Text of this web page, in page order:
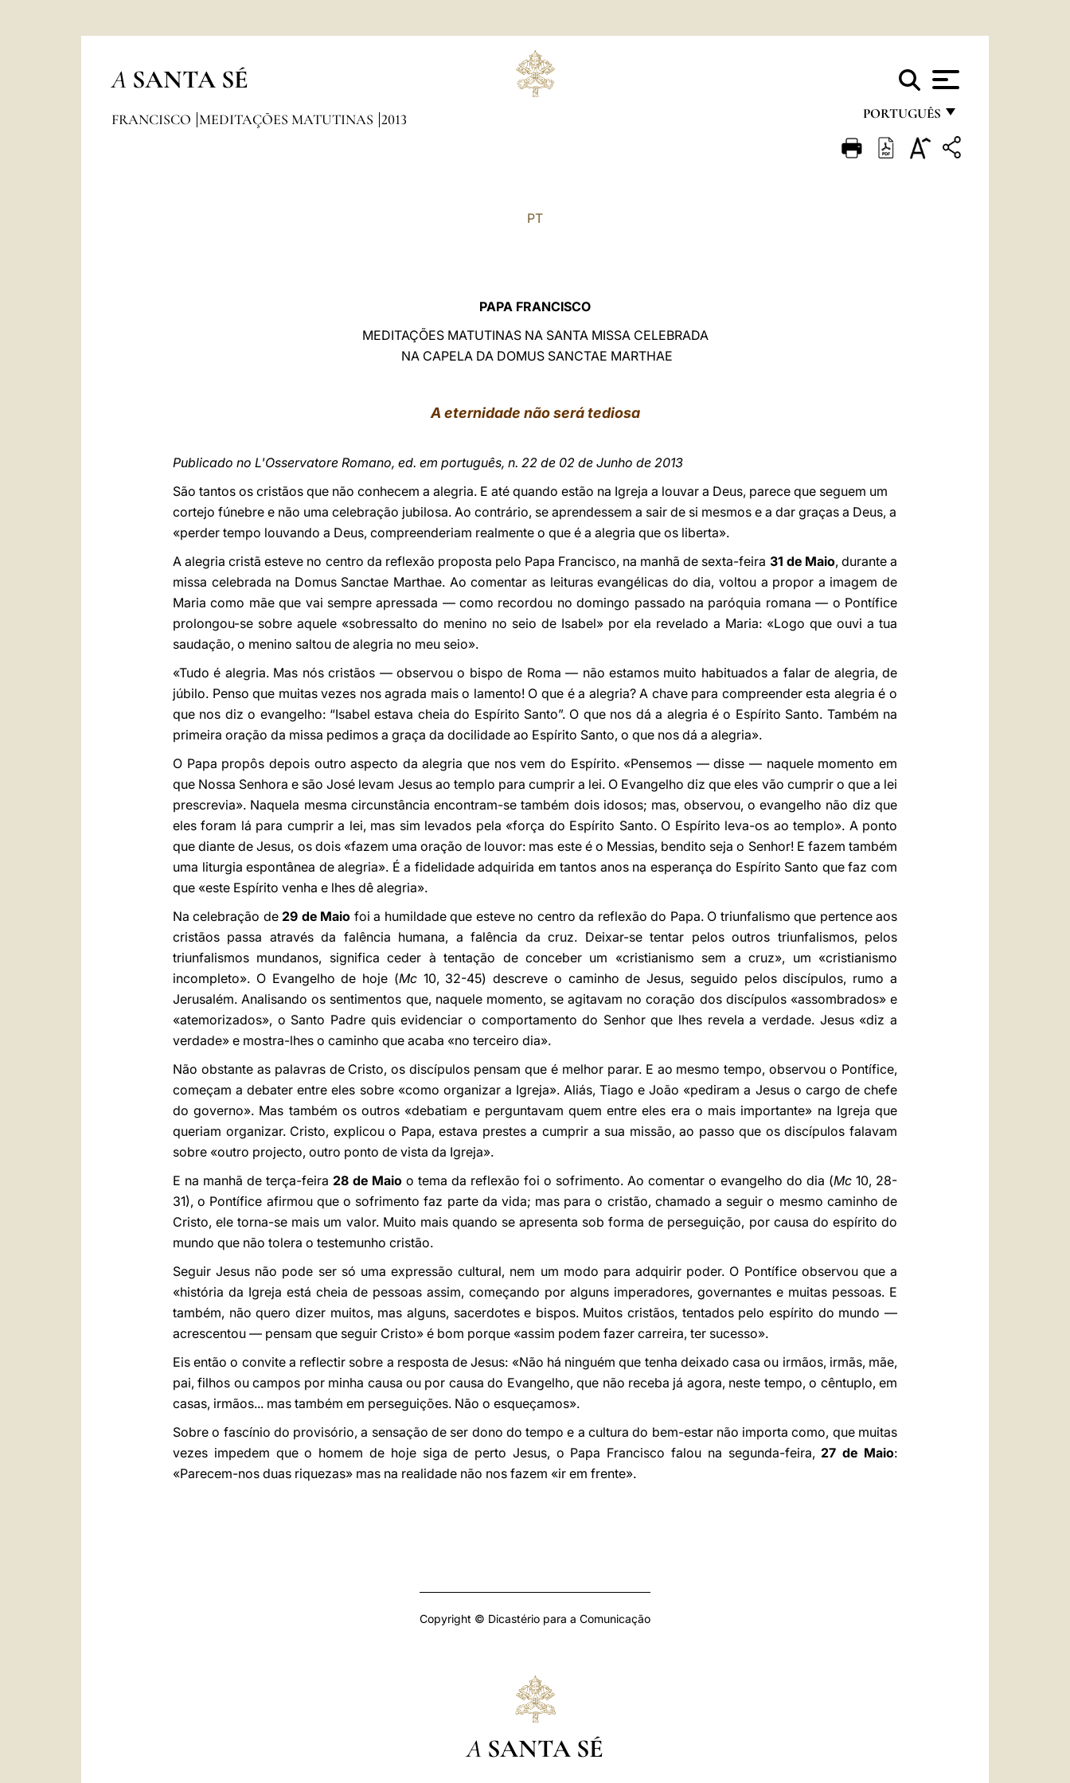
A SANTA SÉ
PORTUGUÊS
FRANÇAIS
FRANCISCO MEDITAÇÕES MATUTINAS 2013
PT
PAPA FRANCISCO
MEDITAÇÕES MATUTINAS NA SANTA MISSA CELEBRADA
NA CAPELA DA DOMUS SANCTAE MARTHAE
A eternidade não será tediosa
Publicado no L'Osservatore Romano, ed. em português, n. 22 de 02 de Junho de 2013
São tantos os cristãos que não conhecem a alegria. E até quando estão na Igreja a louvar a Deus, parece que seguem um
cortejo fúnebre e não uma celebração jubilosa. Ao contrário, se aprendessem a sair de si mesmos e a dar graças a Deus, a
«perder tempo louvando a Deus, compreenderiam realmente o que é a alegria que os liberta».
A alegria cristã esteve no centro da reflexão proposta pelo Papa Francisco, na manhã de sexta-feira 31 de Maio, durante a
missa celebrada na Domus Sanctae Marthae. Ao comentar as leituras evangélicas do dia, voltou a propor a imagem de
Maria como mãe que vai sempre apressada — como recordou no domingo passado na paróquia romana — o Pontífice
prolongou-se sobre aquele «sobressalto do menino no seio de Isabel» por ela revelado a Maria: «Logo que ouvi a tua
saudação, o menino saltou de alegria no meu seio».
«Tudo é alegria. Mas nós cristãos — observou o bispo de Roma — não estamos muito habituados a falar de alegria, de
júbilo. Penso que muitas vezes nos agrada mais o lamento! O que é a alegria? A chave para compreender esta alegria é o
que nos diz o evangelho: “Isabel estava cheia do Espírito Santo”. O que nos dá a alegria é o Espírito Santo. Também na
primeira oração da missa pedimos a graça da docilidade ao Espírito Santo, o que nos dá a alegria».
O Papa propôs depois outro aspecto da alegria que nos vem do Espírito. «Pensemos — disse — naquele momento em
que Nossa Senhora e são José levam Jesus ao templo para cumprir a lei. O Evangelho diz que eles vão cumprir o que a lei
prescrevia». Naquela mesma circunstância encontram-se também dois idosos; mas, observou, o evangelho não diz que
eles foram lá para cumprir a lei, mas sim levados pela «força do Espírito Santo. O Espírito leva-os ao templo». A ponto
que diante de Jesus, os dois «fazem uma oração de louvor: mas este é o Messias, bendito seja o Senhor! E fazem também
uma liturgia espontânea de alegria». É a fidelidade adquirida em tantos anos na esperança do Espírito Santo que faz com
que «este Espírito venha e lhes dê alegria».
Na celebração de29 de Maio foi a humildade que esteve no centro da reflexão do Papa. O triunfalismo que pertence aos
cristãos passa através da falência humana, a falência da cruz. Deixar-se tentar pelos outros triunfalismos, pelos
triunfalismos mundanos, significa ceder à tentação de conceber um «cristianismo sem a cruz», um «cristianismo
incompleto». O Evangelho de hoje (Mc10, 32-45) descreve o caminho de Jesus, seguido pelos discípulos, rumo a
Jerusalém. Analisando os sentimentos que, naquele momento, se agitavam no coração dos discípulos «assombrados» e
«atemorizados», o Santo Padre quis evidenciar o comportamento do Senhor que lhes revela a verdade. Jesus «diz a
verdade» e mostra-lhes o caminho que acaba «no terceiro dia».
Não obstante as palavras de Cristo, os discípulos pensam que é melhor parar. E ao mesmo tempo, observou o Pontífice,
começam a debater entre eles sobre «como organizar a Igreja». Aliás, Tiago e João «pediram a Jesus o cargo de chefe
do governo». Mas também os outros «debatiam e perguntavam quem entre eles era o mais importante» na Igreja que
queriam organizar. Cristo, explicou o Papa, estava prestes a cumprir a sua missão, ao passo que os discípulos falavam
sobre «outro projecto, outro ponto de vista da Igreja».
E na manhã de terça-feira 28 de Maio o tema da reflexão foi o sofrimento. Ao comentar o evangelho do dia (Mc 10, 28-
31), o Pontífice afirmou que o sofrimento faz parte da vida; mas para o cristão, chamado a seguir o mesmo caminho de
Cristo, ele torna-se mais um valor. Muito mais quando se apresenta sob forma de perseguição, por causa do espírito do
mundo que não tolera o testemunho cristão.
Seguir Jesus não pode ser só uma expressão cultural, nem um modo para adquirir poder. O Pontífice observou que a
«história da Igreja está cheia de pessoas assim, começando por alguns imperadores, governantes e muitas pessoas. E
também, não quero dizer muitos, mas alguns, sacerdotes e bispos. Muitos cristãos, tentados pelo espírito do mundo —
acrescentou — pensam que seguir Cristo» é bom porque «assim podem fazer carreira, ter sucesso».
Eis então o convite a reflectir sobre a resposta de Jesus: «Não há ninguém que tenha deixado casa ou irmãos, irmãs, mãe,
pai, filhos ou campos por minha causa ou por causa do Evangelho, que não receba já agora, neste tempo, o cêntuplo, em
casas, irmãos... mas também em perseguições. Não o esqueçamos».
Sobre o fascínio do provisório, a sensação de ser dono do tempo e a cultura do bem-estar não importa como, que muitas
vezes impedem que o homem de hoje siga de perto Jesus, o Papa Francisco falou na segunda-feira,27 de Maio:
«Parecem-nos duas riquezas» mas na realidade não nos fazem «ir em frente».
Copyright © Dicastério para a Comunicação
A SANTA SÉ